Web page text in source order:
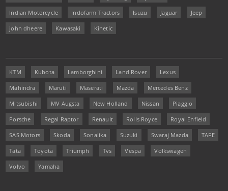
Indian Motorcycle Indofarm Tractors Isuzu Jaguar Jeep
john dheere Kawasaki Kinetic
KTM Kubota Lamborghini Land Rover Lexus
Mahindra Maruti Maserati Mazda Mercedes Benz
Mitsubishi MV Augsta New Holland Nissan Piaggio
Porsche Regal Raptor Renault Rolls Royce Royal Enfield
SAS Motors Skoda Sonalika Suzuki Swaraj Mazda TAFE
Tata Toyota Triumph Tvs Vespa Volkswagen
Volvo Yamaha